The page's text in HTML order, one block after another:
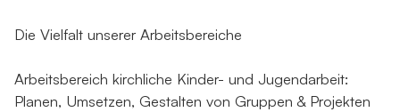
Die Vielfalt unserer Arbeitsbereiche
Arbeitsbereich kirchliche Kinder- und Jugendarbeit:
Planen, Umsetzen, Gestalten von Gruppen & Projekten